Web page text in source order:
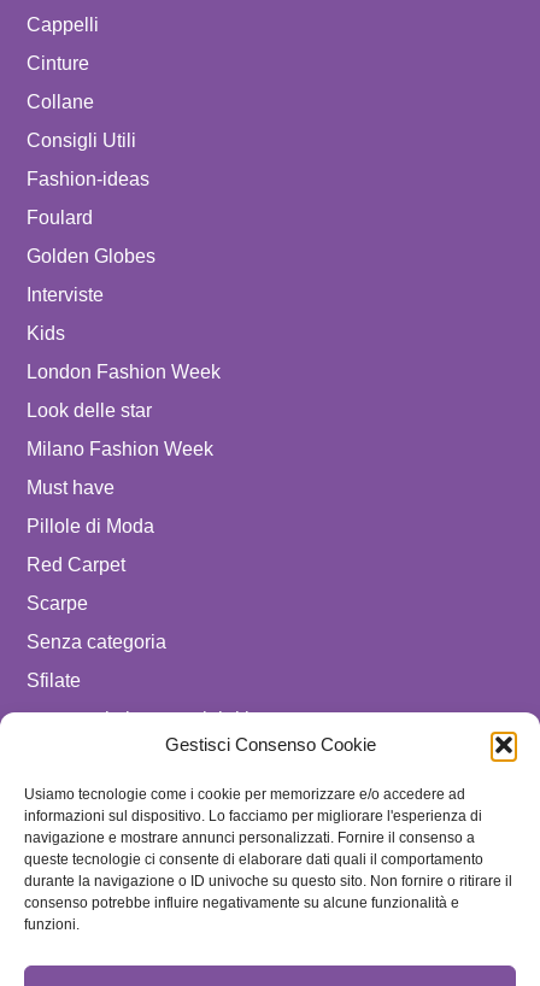
Gestisci Consenso Cookie
Usiamo tecnologie come i cookie per memorizzare e/o accedere ad
informazioni sul dispositivo. Lo facciamo per migliorare l'esperienza di
navigazione e mostrare annunci personalizzati. Fornire il consenso a
queste tecnologie ci consente di elaborare dati quali il comportamento
durante la navigazione o ID univoche su questo sito. Non fornire o ritirare il
consenso potrebbe influire negativamente su alcune funzionalità e
funzioni.
Cappelli
Cinture
Collane
Consigli Utili
Fashion-ideas
Foulard
Golden Globes
Interviste
Kids
London Fashion Week
Look delle star
Milano Fashion Week
Must have
Pillole di Moda
Red Carpet
Scarpe
Senza categoria
Sfilate
spostare in luxury celebrities
Uomo
SEGUICI SU
ISCRIVITI ALLA NEWSLETTER